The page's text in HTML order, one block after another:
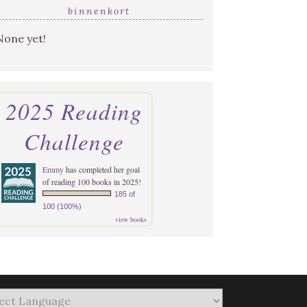
binnenkort
yet!
2025 Reading
Challenge
Emmyhas completed her goal
of reading 100 books in 2025!
185 of
100 (100%)
view books